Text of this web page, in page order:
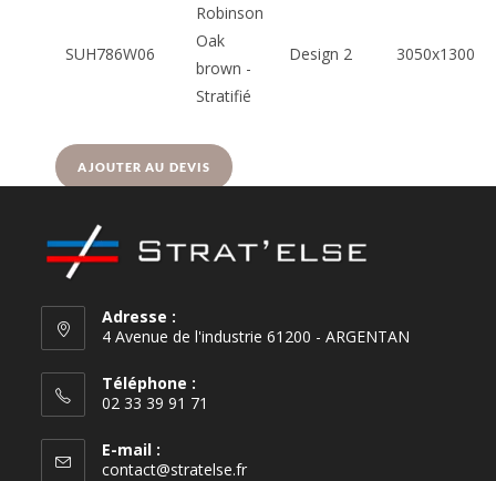
SUH786W06
Robinson
Oak
brown -
Stratifié
Design 2 3050x1300
AJOUTER AU DEVIS
Adresse :
4 Avenue de l'industrie 61200 - ARGENTAN
Téléphone :
02 33 39 91 71
E-mail :
contact@stratelse.fr